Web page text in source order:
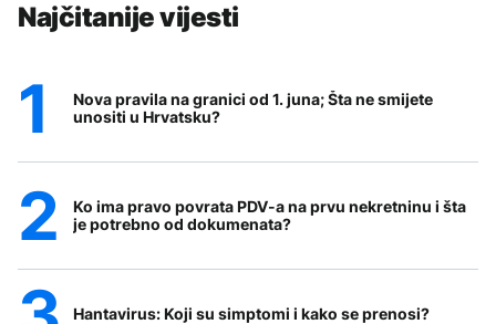
Najčitanije vijesti
Nova pravila na granici od 1. juna; Šta ne smijete
unositi u Hrvatsku?
Ko ima pravo povrata PDV-a na prvu nekretninu i šta
je potrebno od dokumenata?
Hantavirus: Koji su simptomi i kako se prenosi?